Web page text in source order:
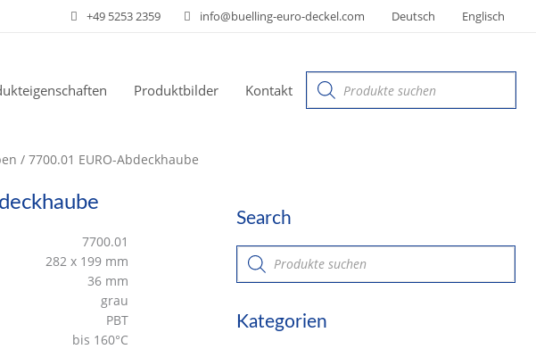
+49 5253 2359 info@buelling-euro-deckel.com Deutsch Englisch
Produktbilder Kontakt
Products
search
/ 7700.01 EURO-Abdeckhaube
7700.01
282 x 199 mm
36 mm
grau
PBT
bis 160°C
Search
P
o
u
cKategorien